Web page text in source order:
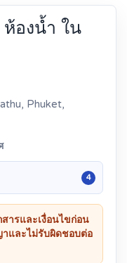
องน้ำ ใน
Phuket,
4
ารและเงื่อนไขก่อน
และไม่รับผิดชอบต่อ